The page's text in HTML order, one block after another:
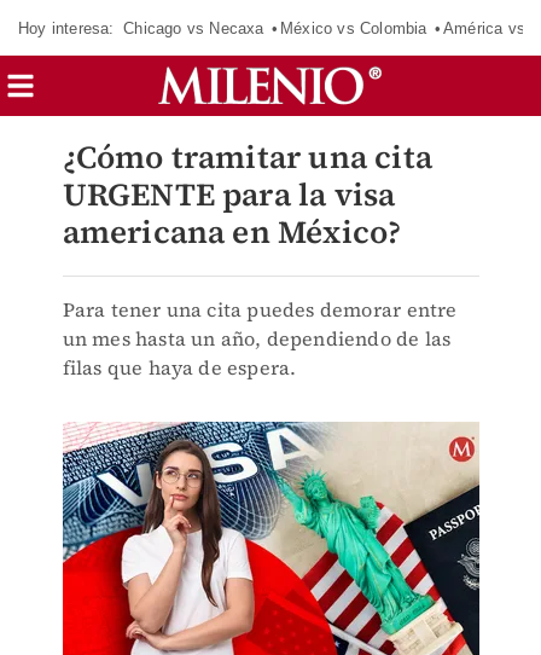
Hoy interesa: Chicago vs Necaxa México vs Colombia América vs
¿Cómo tramitar una cita
URGENTE para la visa
americana en México?
Para tener una cita puedes demorar entre
un mes hasta un año, dependiendo de las
filas que haya de espera.